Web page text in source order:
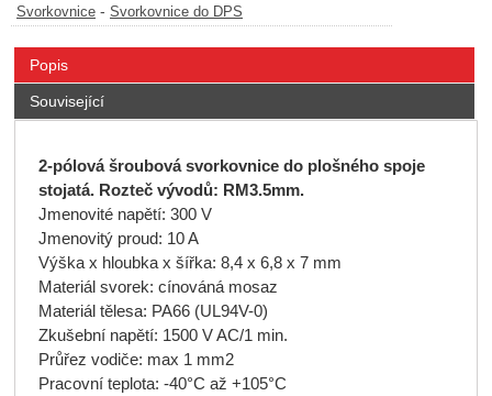
Svorkovnice - Svorkovnice do DPS
Popis
Související
2-pólová šroubová svorkovnice do plošného spoje
stojatá. Rozteč vývodů: RM3.5mm.
Jmenovité napětí: 300 V
Jmenovitý proud: 10 A
Výška x hloubka x šířka: 8,4 x 6,8 x 7 mm
Materiál svorek: cínováná mosaz
Materiál tělesa: PA66 (UL94V-0)
Zkušební napětí: 1500 V AC/1 min.
Průřez vodiče: max 1 mm2
Pracovní teplota: -40°C až +105°C